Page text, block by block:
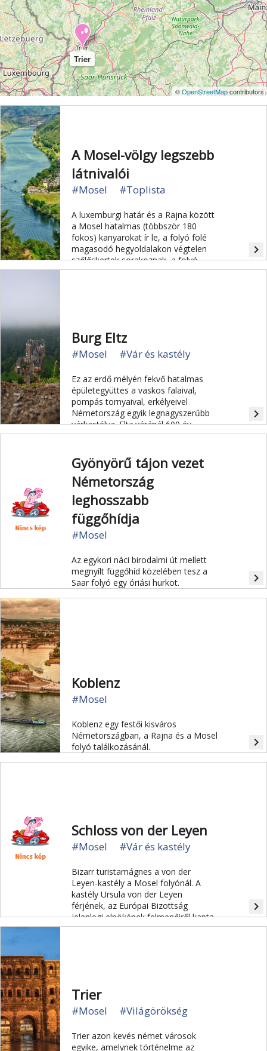
Trier
©OpenStreetMapcontributors
A Mosel-völgy legszebb
látnivalói
#Mosel #Toplista
A luxemburgi határ és a Rajna között
a Mosel hatalmas (többször 180
fokos) kanyarokat ír le, a folyó fölé
magasodó hegyoldalakon végtelen
szőlőskertek sorakoznak, a folyó
partján pedig bűbájos falvak,
navigate_next
Burg Eltz
#Mosel #Vár és kastély
Ez az erdő mélyén fekvő hatalmas
épületegyüttes a vaskos falaival,
pompás tornyaival, erkélyeivel
Németország egyik legnagyszerűbb
várkastélya. Eltz váránál 600 év
építészetével ismerkedhetünk meg,
időutazással.
navigate_next
Gyönyörű tájon vezet
Németország
leghosszabb
függőhídja
#Mosel
Az egykori náci birodalmi út mellett
megnyílt függőhíd közelében tesz a
Saar folyó egy óriási hurkot.
navigate_next
Koblenz
#Mosel
Koblenz egy festői kisváros
Németországban, a Rajna és a Mosel
folyó találkozásánál.
navigate_next
Schloss von der Leyen
#Mosel #Vár és kastély
Bizarr turistamágnes a von der
Leyen-kastély a Mosel folyónál. A
kastély Ursula von der Leyen
férjének, az Európai Bizottság
jelenlegi elnökének felmenőiről kapta
a nevét.
navigate_next
Trier
#Mosel #Világörökség
Trier azon kevés német városok
egyike, amelynek történelme az